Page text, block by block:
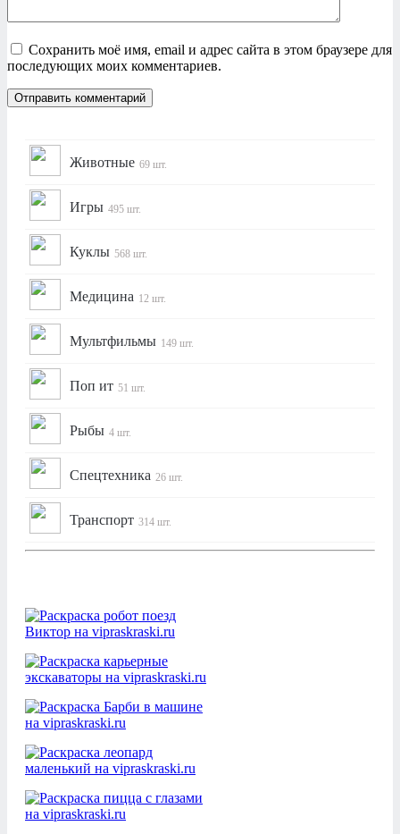
Сохранить моё имя, email и адрес сайта в этом браузере для
последующих моих комментариев.
Животные 69 шт.
Игры 495 шт.
Куклы 568 шт.
Медицина 12 шт.
Мультфильмы 149 шт.
Поп ит 51 шт.
Рыбы 4 шт.
Спецтехника 26 шт.
Транспорт 314 шт.